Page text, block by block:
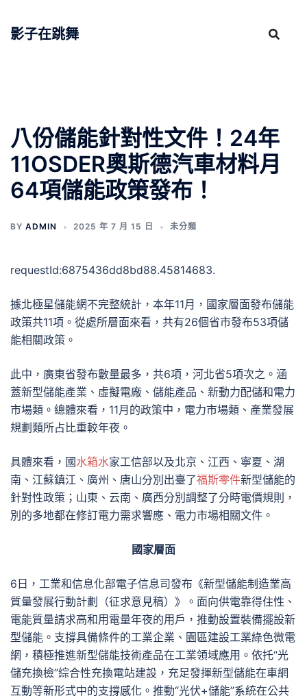
影子在跳舞
八份儲能針對性文件！24年
11OSDER奧斯德汽車材料月
64項儲能政策發布！
BY ADMIN 2025 年 7 月 15 日 未分類
requestId:6875436dd8bd88.45814683.
據北極星儲能網不完整統計，本年11月，國家層面發布儲能
政策共11項。從處所層面來看，共有26個省市發布53項儲
能相關政策。
此中，廣東省發布數量最多，共6項，河北省5項次之。涵
蓋新型儲能產業、虛擬電廠、儲能產品、新動力配儲和電力
市場類。總體來看，11月的政策中，電力市場類、產業發展
規劃類所占比重較年夜。
具體來看，國水箱水家工信部以及北京、江西、寧夏、湖
南、江蘇鎮江、廣州、唐山分別出臺了福斯零件新型儲能的
針對性政策；山東、云南、廣西分別調整了分時電價規則，
別的多地都在修訂電力需求響應、電力市場相關文件。
國家層面
6日，工業和信息化部電子信息司發布《新型儲能制造業高
質量發展行動計劃（征求意見稿）》。面向供電靠得住性、
電能質量請求高和用電量年夜的用戶，推動設置裝備擺設新
型儲能。支撐具備條件的工業企業、園區建設工業綠色微電
網，積極推進新型儲能技術產品在工業領域應用。依托“光
儲充換檢”綜合性充換電站建設，充足發揮新型儲能在車網
互動等新形式中的支撐感化。推動“光伏+儲能”系統在公共